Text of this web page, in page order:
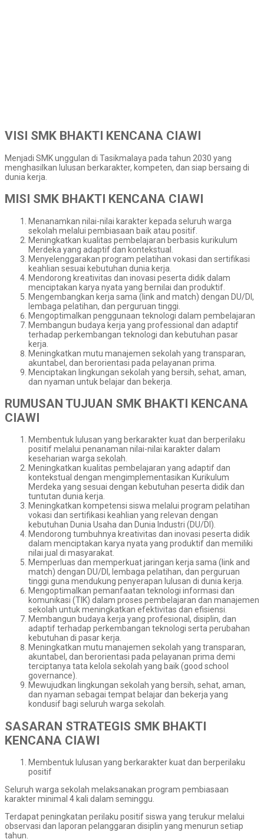
VISI SMK BHAKTI KENCANA CIAWI
Menjadi SMK unggulan di Tasikmalaya pada tahun 2030 yang
menghasilkan lulusan berkarakter, kompeten, dan siap bersaing di
dunia kerja.
MISI SMK BHAKTI KENCANA CIAWI
Menanamkan nilai-nilai karakter kepada seluruh warga
sekolah melalui pembiasaan baik atau positif.
Meningkatkan kualitas pembelajaran berbasis kurikulum
Merdeka yang adaptif dan kontekstual.
Menyelenggarakan program pelatihan vokasi dan sertifikasi
keahlian sesuai kebutuhan dunia kerja.
Mendorong kreativitas dan inovasi peserta didik dalam
menciptakan karya nyata yang bernilai dan produktif.
Mengembangkan kerja sama (link and match) dengan DU/DI,
lembaga pelatihan, dan perguruan tinggi.
Mengoptimalkan penggunaan teknologi dalam pembelajaran
Membangun budaya kerja yang professional dan adaptif
terhadap perkembangan teknologi dan kebutuhan pasar
kerja.
Meningkatkan mutu manajemen sekolah yang transparan,
akuntabel, dan berorientasi pada pelayanan prima.
Menciptakan lingkungan sekolah yang bersih, sehat, aman,
dan nyaman untuk belajar dan bekerja.
RUMUSAN TUJUAN SMK BHAKTI KENCANA
CIAWI
Membentuk lulusan yang berkarakter kuat dan berperilaku
positif melalui penanaman nilai-nilai karakter dalam
keseharian warga sekolah.
Meningkatkan kualitas pembelajaran yang adaptif dan
kontekstual dengan mengimplementasikan Kurikulum
Merdeka yang sesuai dengan kebutuhan peserta didik dan
tuntutan dunia kerja.
Meningkatkan kompetensi siswa melalui program pelatihan
vokasi dan sertifikasi keahlian yang relevan dengan
kebutuhan Dunia Usaha dan Dunia Industri (DU/DI).
Mendorong tumbuhnya kreativitas dan inovasi peserta didik
dalam menciptakan karya nyata yang produktif dan memiliki
nilai jual di masyarakat.
Memperluas dan memperkuat jaringan kerja sama (link and
match) dengan DU/DI, lembaga pelatihan, dan perguruan
tinggi guna mendukung penyerapan lulusan di dunia kerja.
Mengoptimalkan pemanfaatan teknologi informasi dan
komunikasi (TIK) dalam proses pembelajaran dan manajemen
sekolah untuk meningkatkan efektivitas dan efisiensi.
Membangun budaya kerja yang profesional, disiplin, dan
adaptif terhadap perkembangan teknologi serta perubahan
kebutuhan di pasar kerja.
Meningkatkan mutu manajemen sekolah yang transparan,
akuntabel, dan berorientasi pada pelayanan prima demi
terciptanya tata kelola sekolah yang baik (good school
governance).
Mewujudkan lingkungan sekolah yang bersih, sehat, aman,
dan nyaman sebagai tempat belajar dan bekerja yang
kondusif bagi seluruh warga sekolah.
SASARAN STRATEGIS SMK BHAKTI
KENCANA CIAWI
Membentuk lulusan yang berkarakter kuat dan berperilaku
positif
Seluruh warga sekolah melaksanakan program pembiasaan
karakter minimal 4 kali dalam seminggu.
Terdapat peningkatan perilaku positif siswa yang terukur melalui
observasi dan laporan pelanggaran disiplin yang menurun setiap
tahun.